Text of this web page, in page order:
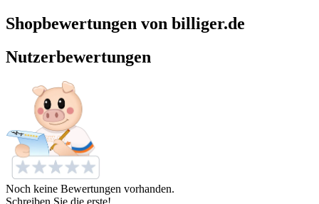
Shopbewertungen von billiger.de
Nutzerbewertungen
Noch keine Bewertungen vorhanden.